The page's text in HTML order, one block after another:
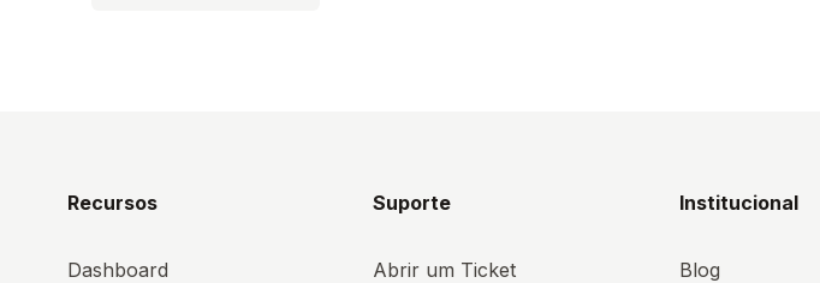
Recursos
Dashboard
Suporte
Abrir um Ticket
Institucional
Blog